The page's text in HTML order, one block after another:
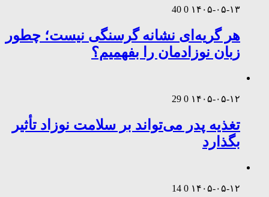
۱۴۰۵-۰۵-۱۳ 0
40
هر گریه‌ای نشانه گرسنگی نیست؛ چطور
زبان نوزادمان را بفهمیم؟
۱۴۰۵-۰۵-۱۲ 0
29
تغذیه پدر می‌تواند بر سلامت نوزاد تأثیر
بگذارد
۱۴۰۵-۰۵-۱۲ 0
14